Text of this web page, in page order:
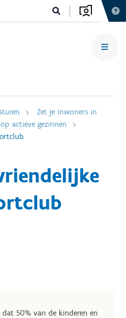
Zet je inwoners in
actieve gezinnen
50% van de kinderen en